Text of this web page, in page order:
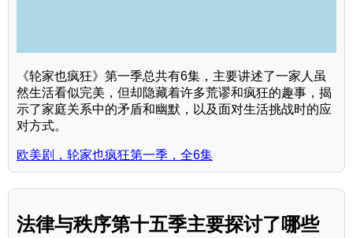
《轮家也疯狂》第一季总共有6集，主要讲述了一家人虽
然生活看似完美，但却隐藏着许多荒谬和疯狂的趣事，揭
示了家庭关系中的矛盾和幽默，以及面对生活挑战时的应
对方式。
欧美剧，轮家也疯狂第一季，全6集
法律与秩序第十五季主要探讨了哪些